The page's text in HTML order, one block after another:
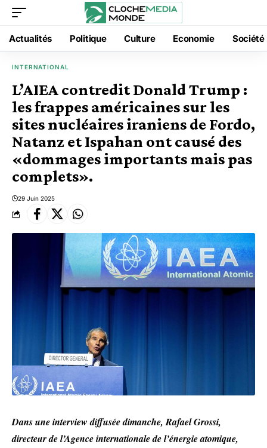
Actualités Politique Culture Economie Société
INTERNATIONAL
L’AIEA contredit Donald Trump :
les frappes américaines sur les
sites nucléaires iraniens de Fordo,
Natanz et Ispahan ont causé des
«dommages importants mais pas
complets».
29 Juin 2025
Dans une interview diffusée dimanche, Rafael Grossi,
directeur de l’Agence internationale de l’énergie atomique,